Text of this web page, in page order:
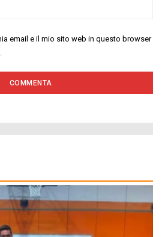
email e il mio sito web in questo browser